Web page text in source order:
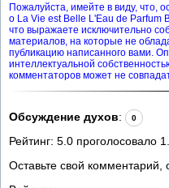
Пожалуйста, имейте в виду, что,
о La Vie est Belle L'Eau de Parfum
что выражаете исключительно
материалов, на которые не
публикацию написанного вами.
интеллектуальной
комментаторов может не
Обсуждение духов: 0
Рейтинг: 5.0 проголосовало 1
Оставьте свой комментарий,